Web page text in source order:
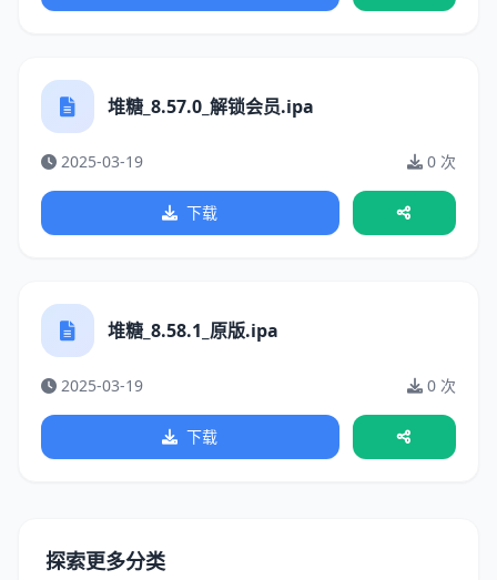
堆糖_8.57.0_解锁会员.ipa
2025-03-19 0 次
下载
堆糖_8.58.1_原版.ipa
2025-03-19 0 次
下载
探索更多分类